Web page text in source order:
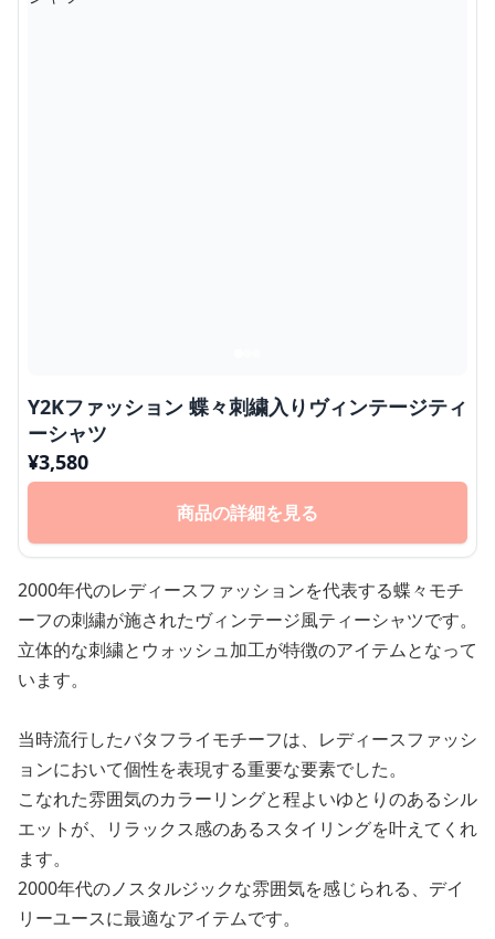
Y2Kファッション 蝶々刺繍入りヴィンテージティ
ーシャツ
¥3,580
商品の詳細を見る
2000年代のレディースファッションを代表する蝶々モチ
ーフの刺繍が施されたヴィンテージ風ティーシャツです。
立体的な刺繍とウォッシュ加工が特徴のアイテムとなって
います。
当時流行したバタフライモチーフは、レディースファッシ
ョンにおいて個性を表現する重要な要素でした。
こなれた雰囲気のカラーリングと程よいゆとりのあるシル
エットが、リラックス感のあるスタイリングを叶えてくれ
ます。
2000年代のノスタルジックな雰囲気を感じられる、デイ
リーユースに最適なアイテムです。